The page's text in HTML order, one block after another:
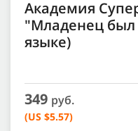
Академия
"Младенец был
языке)
349 руб.
(US $5.57)